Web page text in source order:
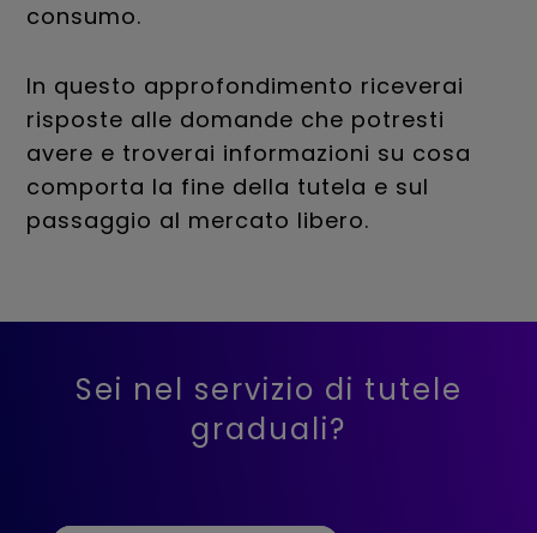
consumo.
In questo approfondimento riceverai
risposte alle domande che potresti
avere e troverai informazioni su cosa
comporta la fine della tutela e sul
passaggio al mercato libero.
Sei nel servizio di tutele
graduali?